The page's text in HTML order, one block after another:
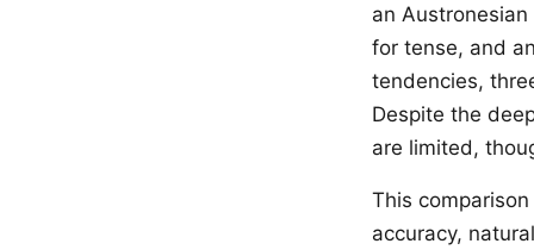
an
for tense, and
tendencies,
Despite the
are limited,
This
accuracy,